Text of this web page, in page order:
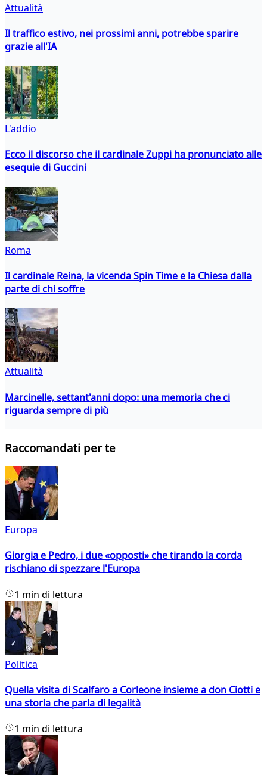
Attualità
Il traffico estivo, nei prossimi anni, potrebbe sparire
grazie all'IA
L'addio
Ecco il discorso che il cardinale Zuppi ha pronunciato alle
esequie di Guccini
Roma
Il cardinale Reina, la vicenda Spin Time e la Chiesa dalla
parte di chi soffre
Attualità
Marcinelle, settant'anni dopo: una memoria che ci
riguarda sempre di più
Raccomandati per te
Europa
Giorgia e Pedro, i due «opposti» che tirando la corda
rischiano di spezzare l'Europa
1 min di lettura
Politica
Quella visita di Scalfaro a Corleone insieme a don Ciotti e
una storia che parla di legalità
1 min di lettura